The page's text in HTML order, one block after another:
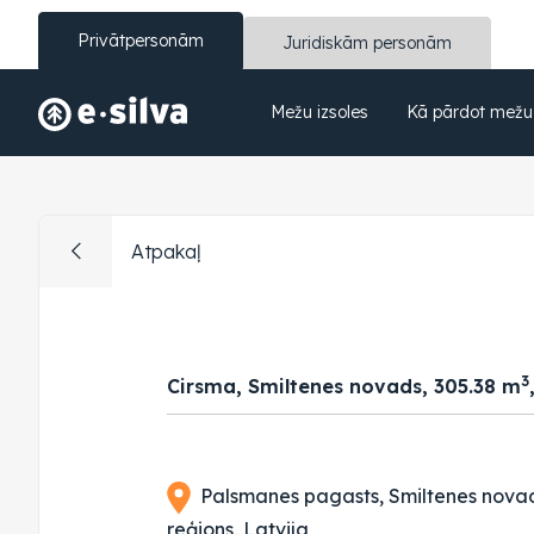
Privātpersonām Juridiskām personām
Mežu izsoles Kā pārdot mežu
Atpakaļ
Cirsma, Smiltenes novads, 305.38 m3
Palsmanes pagasts, Smiltenes
reģions, Latvija